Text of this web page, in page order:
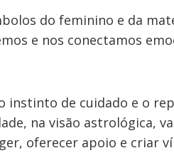
do feminino e da
e nos conectamos
instinto de cuidado e o
na visão astrológica,
oferecer apoio e criar